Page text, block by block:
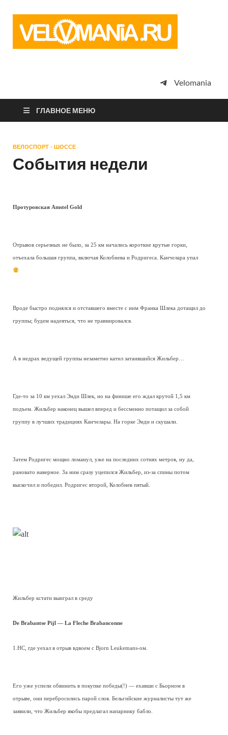
просто
Velomania
ГЛАВНОЕ МЕНЮ
ВЕЛОСПОРТ - ШОССЕ
События недели
Протуровская Amstel Gold
Отрывов серьезных не было, за 25 км начались короткие крутые горки,
отъехала большая группа, включая Колобнева и Родригеса. Канчелара упал
Вроде быстро поднялся и отставшего вместе с ним Франка Шлека дотащил до
группы; будем надеяться, что не травмировался.
А в недрах ведущей группы незаметно катил затаившийся Жильбер…
Где-то за 10 км уехал Энди Шлек, но на финише его ждал крутой 1,5 км
подъем. Жильбер наконец вышел вперед и бессменно потащил за собой
группу в лучших традициях Канчелары. На горке Энди и скушали.
Затем Родригес мощно ломанул, уже на последних сотнях метров, ну да,
рановато наверное. За ним сразу уцепился Жильбер, из-за спины потом
выскочил и победил. Родригес второй, Колобнев пятый.
Жильбер кстати выиграл в среду
De Brabantse Pijl — La Fleche Brabanconne
1.HC, где уехал в отрыв вдвоем с Bjorn Leukemans-ом.
Его уже успели обвинить в покупке победы(!) — ехавши с Бьорном в
отрыве, они перебросились парой слов. Бельгийские журналисты тут же
заявили, что Жильбер якобы предлагал напарнику бабло.